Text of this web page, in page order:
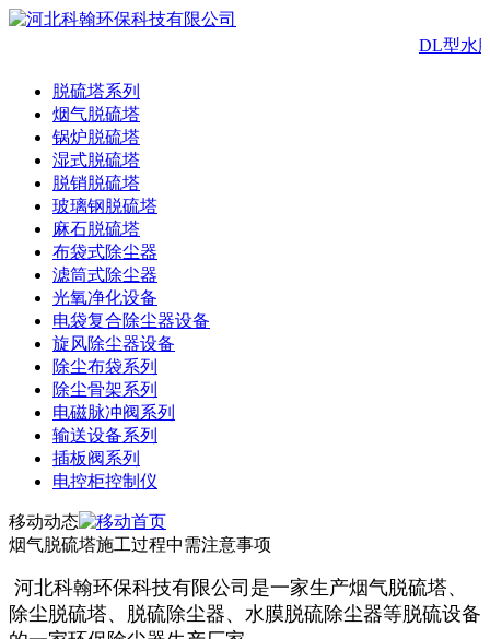
DL型水
脱硫塔系列
烟气脱硫塔
锅炉脱硫塔
湿式脱硫塔
脱销脱硫塔
玻璃钢脱硫塔
麻石脱硫塔
布袋式除尘器
滤筒式除尘器
光氧净化设备
电袋复合除尘器设备
旋风除尘器设备
除尘布袋系列
除尘骨架系列
电磁脉冲阀系列
输送设备系列
插板阀系列
电控柜控制仪
移动动态
烟气脱硫塔施工过程中需注意事项
河北科翰环保科技有限公司是一家生产烟气脱硫塔、
除尘脱硫塔、脱硫除尘器、水膜脱硫除尘器等脱硫设备